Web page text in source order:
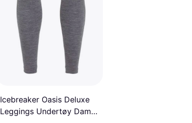
Icebreaker Oasis Deluxe
Leggings Undertøy Dame